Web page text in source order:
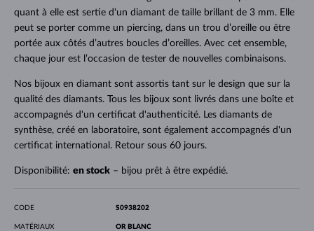
quant à elle est sertie d'un diamant de taille brillant de 3 mm. Elle
peut se porter comme un piercing, dans un trou d’oreille ou être
portée aux côtés d’autres boucles d’oreilles. Avec cet ensemble,
chaque jour est l’occasion de tester de nouvelles combinaisons.
Nos bijoux en diamant sont assortis tant sur le design que sur la
qualité des diamants. Tous les bijoux sont livrés dans une boîte et
accompagnés d'un certificat d'authenticité. Les diamants de
synthèse, créé en laboratoire, sont également accompagnés d'un
certificat international. Retour sous 60 jours.
Disponibilité: en stock– bijou prêt à être expédié.
CODE S0938202
MATÉRIAUX
OR BLANC